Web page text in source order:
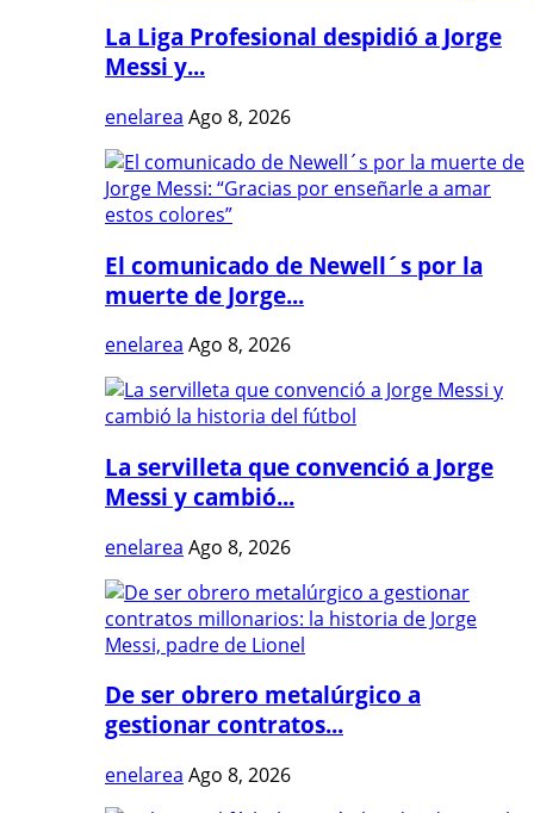
La Liga Profesional despidió a Jorge
Messi y...
enelarea Ago 8, 2026
El comunicado de Newell´s por la
muerte de Jorge...
enelarea Ago 8, 2026
La servilleta que convenció a Jorge
Messi y cambió...
enelarea Ago 8, 2026
De ser obrero metalúrgico a
gestionar contratos...
enelarea Ago 8, 2026